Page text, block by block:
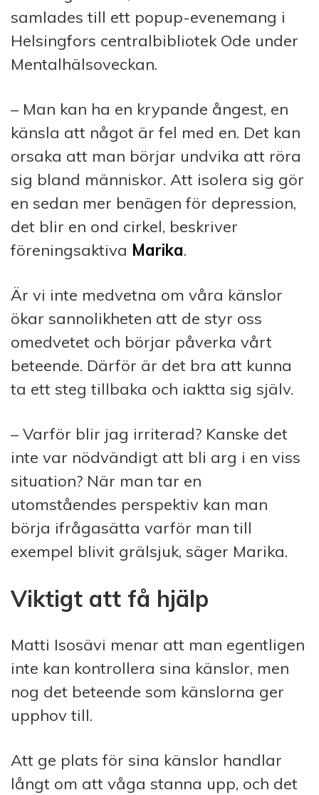
samlades till ett popup-evenemang i
Helsingfors centralbibliotek Ode under
Mentalhälsoveckan.
– Man kan ha en krypande ångest, en
känsla att något är fel med en. Det kan
orsaka att man börjar undvika att röra
sig bland människor. Att isolera sig gör
en sedan mer benägen för depression,
det blir en ond cirkel, beskriver
föreningsaktiva Marika.
Är vi inte medvetna om våra känslor
ökar sannolikheten att de styr oss
omedvetet och börjar påverka vårt
beteende. Därför är det bra att kunna
ta ett steg tillbaka och iaktta sig själv.
– Varför blir jag irriterad? Kanske det
inte var nödvändigt att bli arg i en viss
situation? När man tar en
utomståendes perspektiv kan man
börja ifrågasätta varför man till
exempel blivit grälsjuk, säger Marika.
Viktigt att få hjälp
Matti Isosävi menar att man egentligen
inte kan kontrollera sina känslor, men
nog det beteende som känslorna ger
upphov till.
Att ge plats för sina känslor handlar
långt om att våga stanna upp, och det